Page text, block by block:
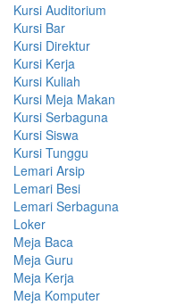
Kursi Auditorium
Kursi Bar
Kursi Direktur
Kursi Kerja
Kursi Kuliah
Kursi Meja Makan
Kursi Serbaguna
Kursi Siswa
Kursi Tunggu
Lemari Arsip
Lemari Besi
Lemari Serbaguna
Loker
Meja Baca
Meja Guru
Meja Kerja
Meja Komputer